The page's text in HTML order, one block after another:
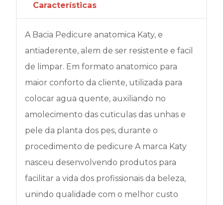
Características
A Bacia Pedicure anatomica Katy, e
antiaderente, alem de ser resistente e facil
de limpar. Em formato anatomico para
maior conforto da cliente, utilizada para
colocar agua quente, auxiliando no
amolecimento das cuticulas das unhas e
pele da planta dos pes, durante o
procedimento de pedicure A marca Katy
nasceu desenvolvendo produtos para
facilitar a vida dos profissionais da beleza,
unindo qualidade com o melhor custo